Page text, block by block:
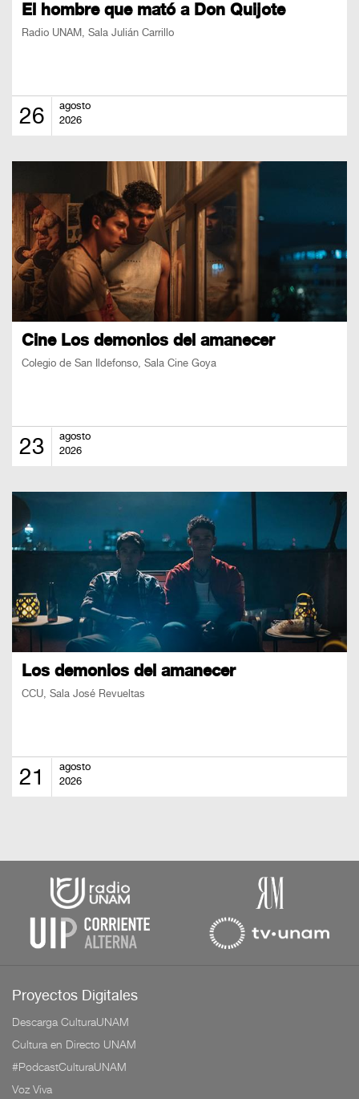
El hombre que mató a Don Quijote
Radio UNAM, Sala Julián Carrillo
26
agosto
2026
Cine Los demonios del amanecer
Colegio de San Ildefonso, Sala Cine Goya
23
agosto
2026
Los demonios del amanecer
CCU, Sala José Revueltas
21
agosto
2026
Proyectos Digitales
Descarga CulturaUNAM
Cultura en Directo UNAM
#PodcastCulturaUNAM
Voz Viva